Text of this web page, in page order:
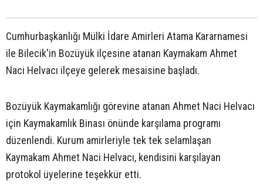
Cumhurbaşkanlığı Mülki İdare Amirleri Atama Kararnamesi
ile Bilecik'in Bozüyük ilçesine atanan Kaymakam Ahmet
Naci Helvacı ilçeye gelerek mesaisine başladı.
Bozüyük Kaymakamlığı görevine atanan Ahmet Naci Helvacı
için Kaymakamlık Binası önünde karşılama programı
düzenlendi. Kurum amirleriyle tek tek selamlaşan
Kaymakam Ahmet Naci Helvacı, kendisini karşılayan
protokol üyelerine teşekkür etti.